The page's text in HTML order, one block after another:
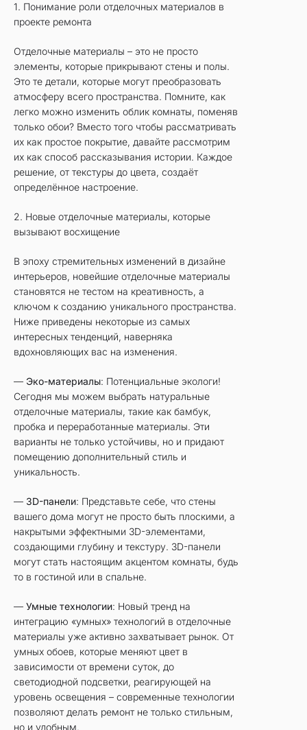
1. Понимание роли отделочных материалов в
проекте ремонта
Отделочные материалы – это не просто
элементы, которые прикрывают стены и полы.
Это те детали, которые могут преобразовать
атмосферу всего пространства. Помните, как
легко можно изменить облик комнаты, поменяв
только обои? Вместо того чтобы рассматривать
их как простое покрытие, давайте рассмотрим
их как способ рассказывания истории. Каждое
решение, от текстуры до цвета, создаёт
определённое настроение.
2. Новые отделочные материалы, которые
вызывают восхищение
В эпоху стремительных изменений в дизайне
интерьеров, новейшие отделочные материалы
становятся не тестом на креативность, а
ключом к созданию уникального пространства.
Ниже приведены некоторые из самых
интересных тенденций, наверняка
вдохновляющих вас на изменения.
— Эко-материалы: Потенциальные экологи!
Сегодня мы можем выбрать натуральные
отделочные материалы, такие как бамбук,
пробка и переработанные материалы. Эти
варианты не только устойчивы, но и придают
помещению дополнительный стиль и
уникальность.
— 3D-панели: Представьте себе, что стены
вашего дома могут не просто быть плоскими, а
накрытыми эффектными 3D-элементами,
создающими глубину и текстуру. 3D-панели
могут стать настоящим акцентом комнаты, будь
то в гостиной или в спальне.
— Умные технологии: Новый тренд на
интеграцию «умных» технологий в отделочные
материалы уже активно захватывает рынок. От
умных обоев, которые меняют цвет в
зависимости от времени суток, до
светодиодной подсветки, реагирующей на
уровень освещения – современные технологии
позволяют делать ремонт не только стильным,
но и удобным.